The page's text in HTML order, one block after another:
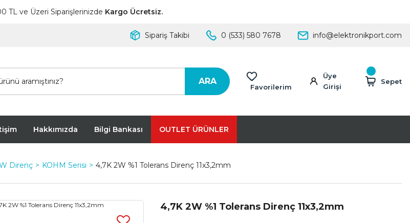
TL ve Üzeri Siparişlerinizde Kargo Ücretsiz.
Sipariş Takibi 0 (533) 580 7678 info@elektronikport.com
ARA
Favorilerim
Üye
Girişi
Sepet
Hakkımızda Bilgi Bankası OUTLET ÜRÜNLER
Direnç KOHM Serisi 4,7K 2W %1 Tolerans Direnç 11x3,2mm
4,7K 2W %1 Tolerans Direnç 11x3,2mm